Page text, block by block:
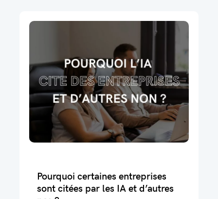
Pourquoi certaines entreprises
sont citées par les IA et d’autres